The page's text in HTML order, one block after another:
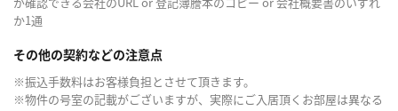
か1通
その他の契約などの注意点
※振込手数料はお客様負担とさせて頂きます。
※物件の号室の記載がございますが、実際にご入居頂くお部屋は異なる